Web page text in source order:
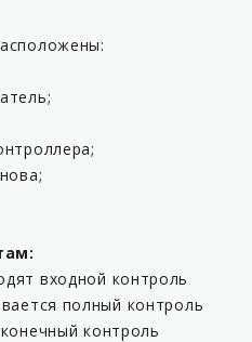
входной контроль
полный контроль
контроль